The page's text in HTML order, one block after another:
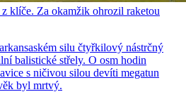
klíče. Za okamžik ohrozil raketou
silu čtyřkilový nástrčný
balistické střely. O osm hodin
s ničivou silou devíti megatun
byl mrtvý.